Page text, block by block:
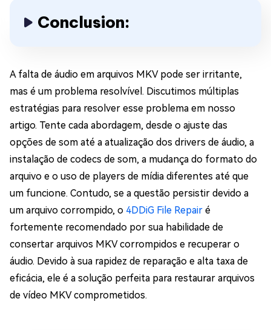
Conclusion:
A falta de áudio em arquivos MKV pode ser irritante,
mas é um problema resolvível. Discutimos múltiplas
estratégias para resolver esse problema em nosso
artigo. Tente cada abordagem, desde o ajuste das
opções de som até a atualização dos drivers de áudio, a
instalação de codecs de som, a mudança do formato do
arquivo e o uso de players de mídia diferentes até que
um funcione. Contudo, se a questão persistir devido a
um arquivo corrompido, o 4DDiG File Repair é
fortemente recomendado por sua habilidade de
consertar arquivos MKV corrompidos e recuperar o
áudio. Devido à sua rapidez de reparação e alta taxa de
eficácia, ele é a solução perfeita para restaurar arquivos
de vídeo MKV comprometidos.